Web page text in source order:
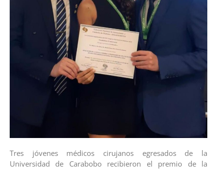
Tres jóvenes médicos cirujanos egresados de la
Universidad de Carabobo recibieron el premio de la